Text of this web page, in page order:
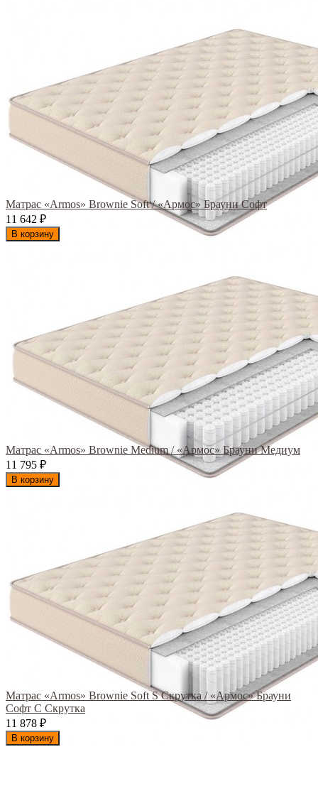
Матрас «Armos» Brownie Soft / «Армос» Брауни Софт
11 642 ₽
В корзину
Матрас «Armos» Brownie Medium / «Армос» Брауни Медиум
11 795 ₽
В корзину
Матрас «Armos» Brownie Soft S Скрутка / «Армос» Брауни
Софт С Скрутка
11 878 ₽
В корзину